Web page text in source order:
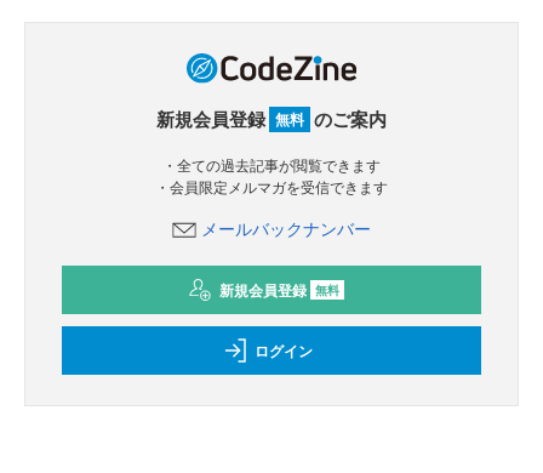
新規会員登録 無料 のご案内
・全ての過去記事が閲覧できます
・会員限定メルマガを受信できます
メールバックナンバー
新規会員登録 無料
ログイン